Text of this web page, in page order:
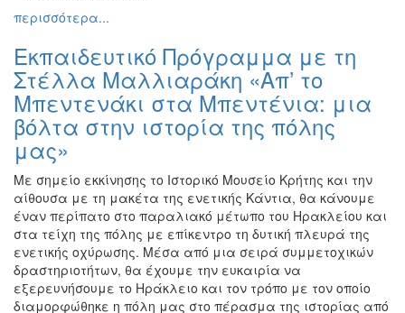
ΔΗΜΟΣ
ΠΟΛΙΤΙΣΜΟΣ
ΑΝΘΕΚΤΙΚΗ
ΠΟΛΗ
περισσότερα...
Εκπαιδευτικό Πρόγραμμα με τη
Στέλλα Μαλλιαράκη «Απ’ το
Μπεντενάκι στα Μπεντένια: μια
βόλτα στην ιστορία της πόλης
μας»
Με σημείο εκκίνησης το Ιστορικό Μουσείο Κρήτης και την
αίθουσα με τη μακέτα της ενετικής Κάντια, θα κάνουμε
έναν περίπατο στο παραλιακό μέτωπο του Ηρακλείου και
στα τείχη της πόλης με επίκεντρο τη δυτική πλευρά της
ενετικής οχύρωσης. Μέσα από μια σειρά συμμετοχικών
δραστηριοτήτων, θα έχουμε την ευκαιρία να
εξερευνήσουμε το Ηράκλειο και τον τρόπο με τον οποίο
διαμορφώθηκε η πόλη μας στο πέρασμα της ιστορίας από